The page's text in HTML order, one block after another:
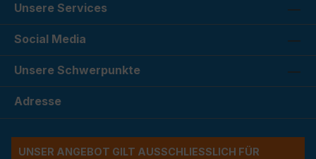
Unsere Services
Social Media
Unsere Schwerpunkte
Adresse
UNSER ANGEBOT GILT AUSSCHLIESSLICH FÜR G